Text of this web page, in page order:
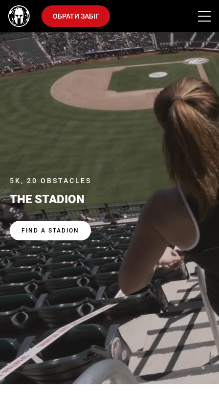
ОБРАТИ ЗАБІГ
5K, 20 OBSTACLES
THE STADION
FIND A STADION